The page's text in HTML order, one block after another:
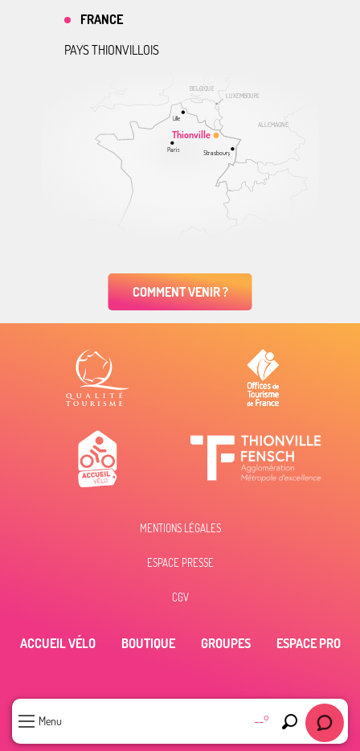
Menu --°
Recherche
ALLEMAGNE
BELGIQUE
LUXEMBOURG
Thionville
Lille
Paris Strasbourg
FRANCE
PAYS THIONVILLOIS
COMMENT VENIR ?
MENTIONS LÉGALES
ESPACE PRESSE
CGV
ACCUEIL VÉLO BOUTIQUE GROUPES ESPACE PRO